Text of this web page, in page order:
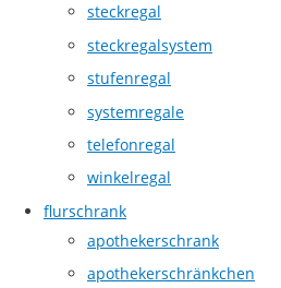
steckregal
steckregalsystem
stufenregal
systemregale
telefonregal
winkelregal
flurschrank
apothekerschrank
apothekerschränkchen